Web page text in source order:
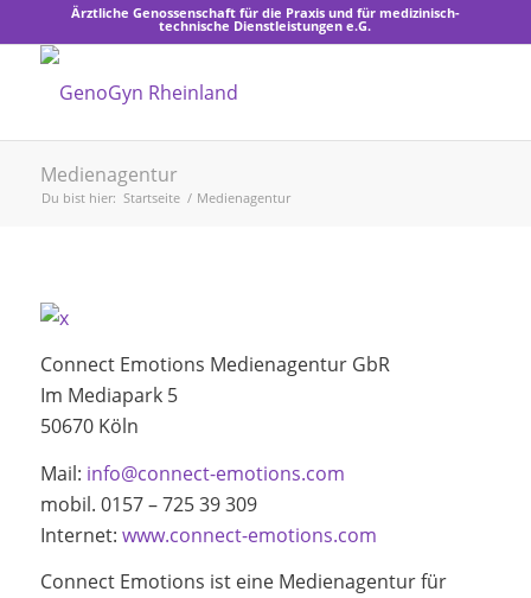
Ärztliche Genossenschaft für die Praxis und für medizinisch-
technische Dienstleistungen e.G.
Medienagentur
Du bist hier: Startseite / Medienagentur
Connect Emotions Medienagentur GbR
Im Mediapark 5
50670 Köln
Mail: info@connect-emotions.com
mobil. 0157 – 725 39 309
Internet: www.connect-emotions.com
Connect Emotions ist eine Medienagentur für